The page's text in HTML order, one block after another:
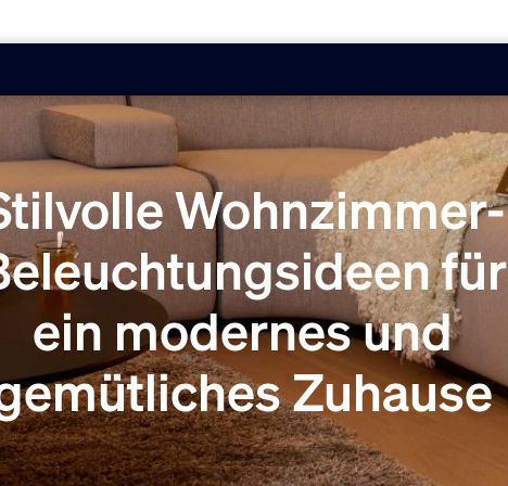
Wohnzimmer-
für
ein modernes und
Zuhause